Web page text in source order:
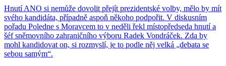
Hnutí ANO si nemůže dovolit přejít prezidentské volby, mělo by mít
svého kandidáta, případně aspoň někoho podpořit. V diskusním
pořadu Poledne s Moravcem to v neděli řekl místopředseda hnutí a
šéf sněmovního zahraničního výboru Radek Vondráček. Zda by
mohl kandidovat on, si rozmyslí, je to podle něj velká „debata se
sebou samým“.